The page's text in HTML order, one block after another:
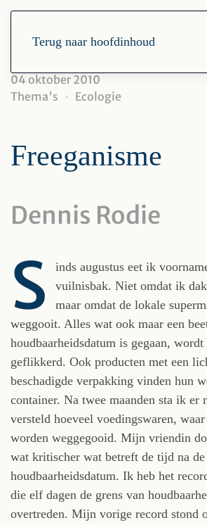
Terug naar hoofdinhoud
04 oktober 2010
Thema's
Ecologie
Freeganisme
Dennis Rodie
S
inds augustus eet ik
vuilnisbak. Niet omdat ik
maar omdat de lokale
weggooit. Alles wat ook maar een
houdbaarheidsdatum is gegaan,
geflikkerd. Ook producten met een
beschadigde verpakking vinden hun
container. Na twee maanden sta ik er
versteld hoeveel voedingswaren,
worden weggegooid. Mijn vriendin
wat kritischer wat betreft de tijd na de
houdbaarheidsdatum. Ik heb het
die elf dagen de grens van
overtreden. Mijn vorige record stond